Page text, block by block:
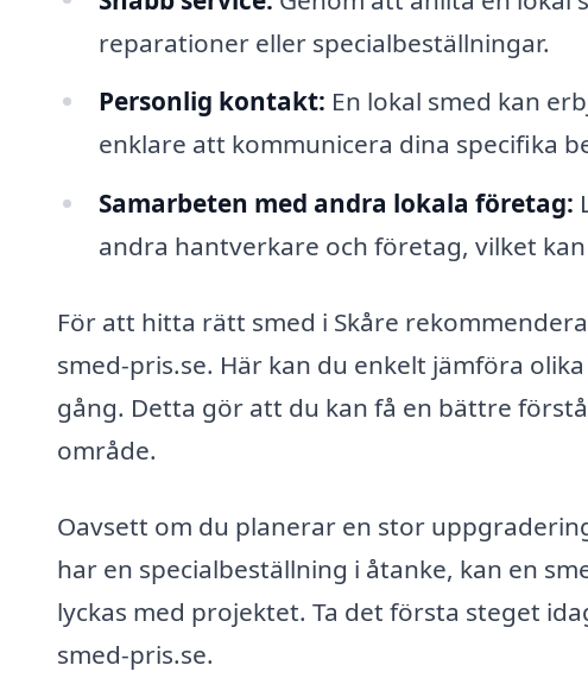
reparationer eller specialbeställningar.
Personlig kontakt: En lokal smed kan
enklare att kommunicera dina specifika
Samarbeten med andra lokala företag:
andra hantverkare och företag, vilket
För att hitta rätt smed i Skåre
smed-pris.se. Här kan du enkelt jämföra
gång. Detta gör att du kan få en bättre
område.
Oavsett om du planerar en stor
har en specialbeställning i åtanke, kan en
lyckas med projektet. Ta det första steget
smed-pris.se.